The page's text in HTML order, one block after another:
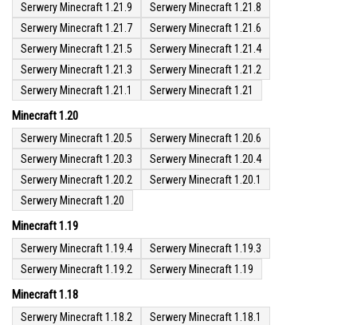
Serwery Minecraft 1.21.9
Serwery Minecraft 1.21.8
Serwery Minecraft 1.21.7
Serwery Minecraft 1.21.6
Serwery Minecraft 1.21.5
Serwery Minecraft 1.21.4
Serwery Minecraft 1.21.3
Serwery Minecraft 1.21.2
Serwery Minecraft 1.21.1
Serwery Minecraft 1.21
Minecraft 1.20
Serwery Minecraft 1.20.5
Serwery Minecraft 1.20.6
Serwery Minecraft 1.20.3
Serwery Minecraft 1.20.4
Serwery Minecraft 1.20.2
Serwery Minecraft 1.20.1
Serwery Minecraft 1.20
Minecraft 1.19
Serwery Minecraft 1.19.4
Serwery Minecraft 1.19.3
Serwery Minecraft 1.19.2
Serwery Minecraft 1.19
Minecraft 1.18
Serwery Minecraft 1.18.2
Serwery Minecraft 1.18.1